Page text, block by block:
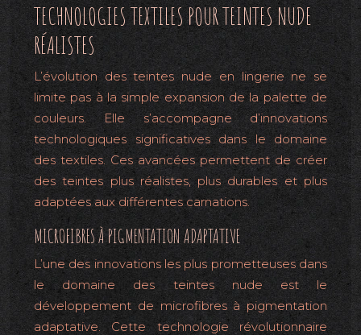
TECHNOLOGIES TEXTILES POUR TEINTES NUDE
RÉALISTES
L’évolution des teintes nude en lingerie ne se
limite pas à la simple expansion de la palette de
couleurs. Elle s’accompagne d’innovations
technologiques significatives dans le domaine
des textiles. Ces avancées permettent de créer
des teintes plus réalistes, plus durables et plus
adaptées aux différentes carnations.
MICROFIBRES À PIGMENTATION ADAPTATIVE
L’une des innovations les plus prometteuses dans
le domaine des teintes nude est le
développement de microfibres à pigmentation
adaptative. Cette technologie révolutionnaire